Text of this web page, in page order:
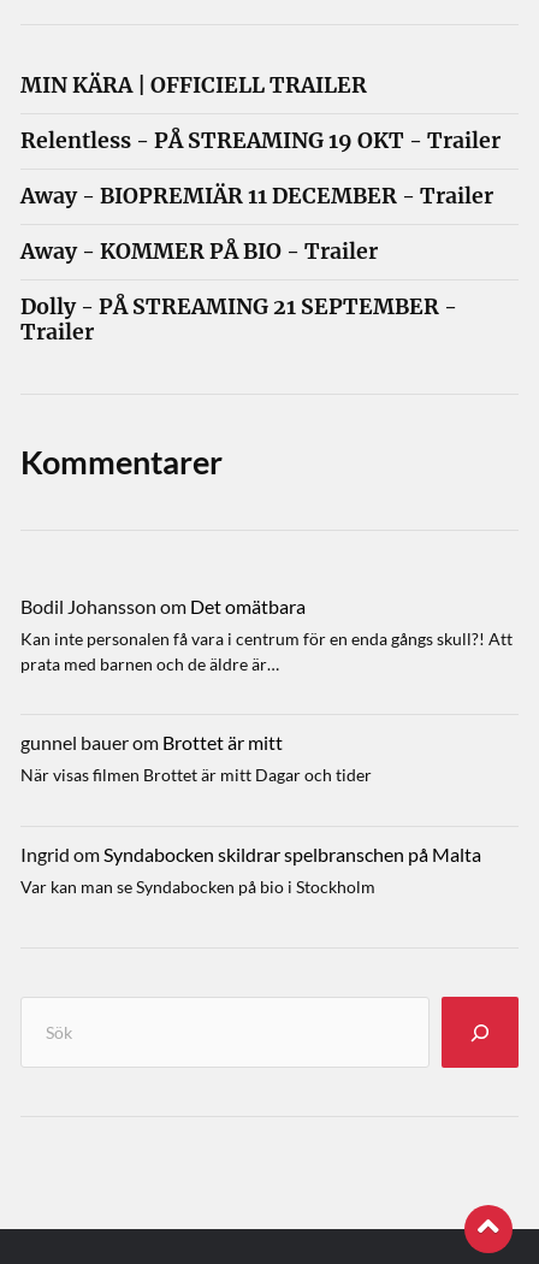
MIN KÄRA | OFFICIELL TRAILER
Relentless - PÅ STREAMING 19 OKT - Trailer
Away - BIOPREMIÄR 11 DECEMBER - Trailer
Away - KOMMER PÅ BIO - Trailer
Dolly - PÅ STREAMING 21 SEPTEMBER -
Trailer
Kommentarer
Bodil Johansson om Det omätbara
Kan inte personalen få vara i centrum för en enda gångs skull?! Att
prata med barnen och de äldre är…
gunnel bauerom Brottet är mitt
När visas filmen Brottet är mitt Dagar och tider
Ingrid omSyndabocken skildrar spelbranschen på Malta
Var kan man se Syndabocken på bio i Stockholm